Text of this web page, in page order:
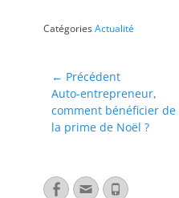
CatégoriesActualité
← Précédent
Auto-entrepreneur,
comment bénéficier de
la prime de Noël ?